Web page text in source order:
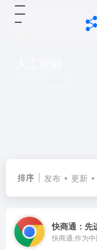
排序 发布 更新
快商通：先